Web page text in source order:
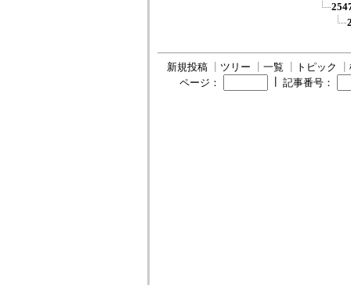
新規投稿 ツリー 一覧 トピック
ページ：
記事番号：